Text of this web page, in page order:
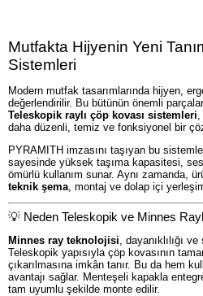
Mutfakta Hijyenin Yeni
Sistemleri
Modern mutfak tasarımlarında hijyen,
değerlendirilir. Bu bütünün önemli
Teleskopik raylı çöp kovası sistemleri
daha düzenli, temiz ve fonksiyonel bir
PYRAMITH imzasını taşıyan bu
sayesinde yüksek taşıma kapasitesi,
ömürlü kullanım sunar. Aynı zamanda,
teknik şema , montaj ve dolap içi
💡 Neden Teleskopik ve Minnes
Minnes ray teknolojisi , dayanıklılığı
Teleskopik yapısıyla çöp kovasının
çıkarılmasına imkân tanır. Bu da hem
avantajı sağlar. Menteşeli kapakla
tam uyumlu şekilde monte edilir.